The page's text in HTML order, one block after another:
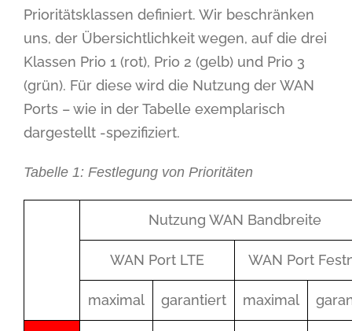
Prioritätsklassen definiert. Wir beschränken
uns, der Übersichtlichkeit wegen, auf die drei
Klassen Prio 1 (rot), Prio 2 (gelb) und Prio 3
(grün). Für diese wird die Nutzung der WAN
Ports – wie in der Tabelle exemplarisch
dargestellt -spezifiziert.
Tabelle 1: Festlegung von Prioritäten
Nutzung WAN Bandbreite
WAN Port LTE WAN Port
maximal garantiert maximal